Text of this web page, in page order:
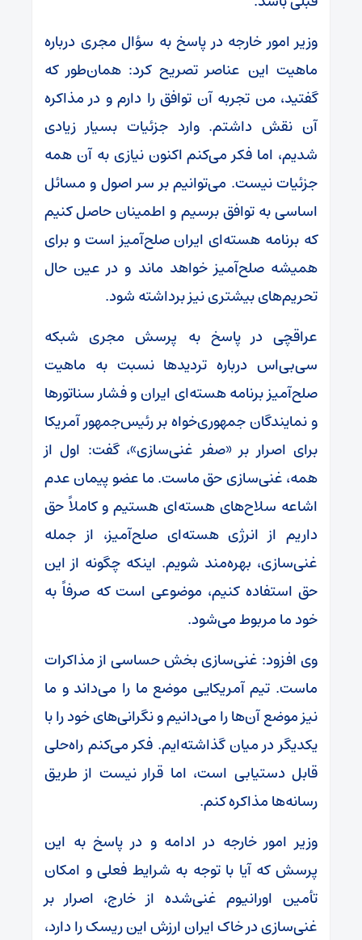
وزیر امور خارجه در پاسخ به سؤال مجری درباره
ماهیت این عناصر تصریح کرد: همان‌طور که
گفتید، من تجربه آن توافق را دارم و در مذاکره
آن نقش داشتم. وارد جزئیات بسیار زیادی
شدیم، اما فکر می‌کنم اکنون نیازی به آن همه
جزئیات نیست. می‌توانیم بر سر اصول و مسائل
اساسی به توافق برسیم و اطمینان حاصل کنیم
که برنامه هسته‌ای ایران صلح‌آمیز است و برای
همیشه صلح‌آمیز خواهد ماند و در عین حال
تحریم‌های بیشتری نیز برداشته شود.
عراقچی در پاسخ به پرسش مجری شبکه
سی‌بی‌اس درباره تردیدها نسبت به ماهیت
صلح‌آمیز برنامه هسته‌ای ایران و فشار سناتورها
و نمایندگان جمهوری‌خواه بر رئیس‌جمهور آمریکا
برای اصرار بر «صفر غنی‌سازی»، گفت: اول از
همه، غنی‌سازی حق ماست. ما عضو پیمان عدم
اشاعه سلاح‌های هسته‌ای هستیم و کاملاً حق
داریم از انرژی هسته‌ای صلح‌آمیز، از جمله
غنی‌سازی، بهره‌مند شویم. اینکه چگونه از این
حق استفاده کنیم، موضوعی است که صرفاً به
خود ما مربوط می‌شود.
وی افزود: غنی‌سازی بخش حساسی از مذاکرات
ماست. تیم آمریکایی موضع ما را می‌داند و ما
نیز موضع آن‌ها را می‌دانیم و نگرانی‌های خود را با
یکدیگر در میان گذاشته‌ایم. فکر می‌کنم راه‌حلی
قابل دستیابی است، اما قرار نیست از طریق
رسانه‌ها مذاکره کنم.
وزیر امور خارجه در ادامه و در پاسخ به این
پرسش که آیا با توجه به شرایط فعلی و امکان
تأمین اورانیوم غنی‌شده از خارج، اصرار بر
غنی‌سازی در خاک ایران ارزش این ریسک را دارد،